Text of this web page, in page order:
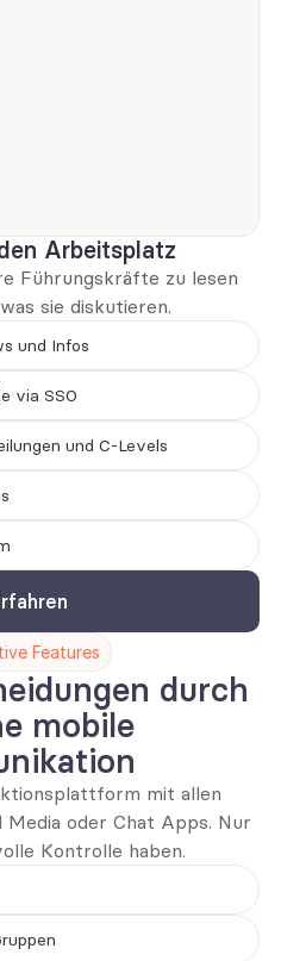
Arbeitsplatz
Führungskräfte zu lesen
sie diskutieren.
und Infos
via SSO
und C-Levels
Features
durch
mobile
mit allen
oder Chat Apps. Nur
Kontrolle haben.